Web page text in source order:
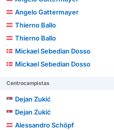
Angelo Gattermayer
Thierno Ballo
Thierno Ballo
Mickael Sebedian Dosso
Mickael Sebedian Dosso
Centrocampistas
Dejan Zukić
Dejan Zukić
Alessandro Schöpf